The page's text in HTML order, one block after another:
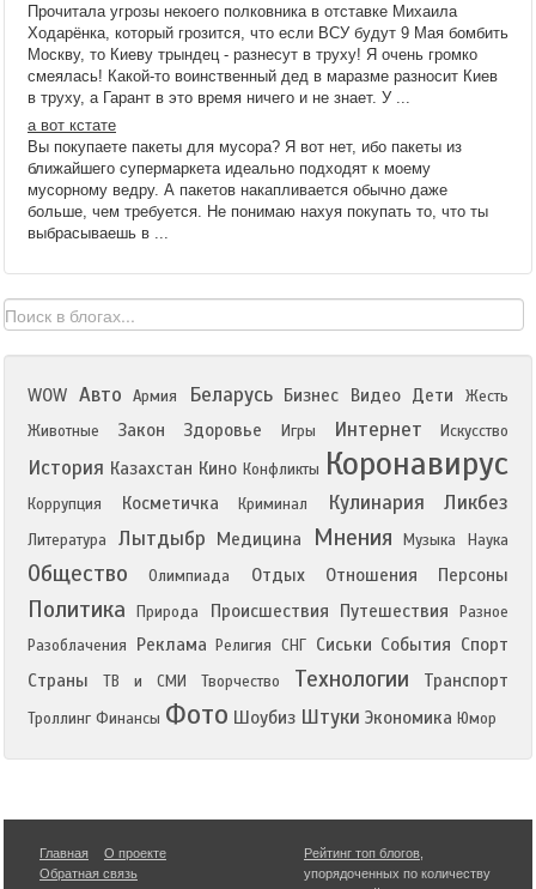
Прочитала угрозы некоего полковника в отставке Михаила
Ходарёнка, который грозится, что если ВСУ будут 9 Мая бомбить
Москву, то Киеву трындец - разнесут в труху! Я очень громко
смеялась! Какой-то воинственный дед в маразме разносит Киев
в труху, а Гарант в это время ничего и не знает. У ...
а вот кстате
Вы покупаете пакеты для мусора? Я вот нет, ибо пакеты из
ближайшего супермаркета идеально подходят к моему
мусорному ведру. А пакетов накапливается обычно даже
больше, чем требуется. Не понимаю нахуя покупать то, что ты
выбрасываешь в ...
WOW Авто Армия Беларусь Бизнес Видео Дети
Жесть
Животные
Закон Здоровье Игры Интернет Искусство
История Казахстан Кино Конфликты Коронавирус
Коррупция Косметичка Криминал Кулинария Ликбез
Литература Лытдыбр Медицина Мнения Музыка Наука
Общество Олимпиада Отдых Отношения Персоны
Политика Природа Происшествия Путешествия
Разное
Разоблачения
Реклама Религия СНГ Сиськи События Спорт
Страны
ТВ и СМИ Творчество Технологии Транспорт
Троллинг Финансы Фото Шоубиз Штуки Экономика Юмор
Главная
О проекте
Обратная связь
Рейтинг топ блогов
упорядоченных по количеству